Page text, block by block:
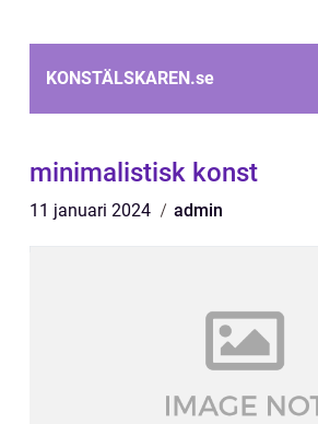
KONSTÄLSKAREN.se
minimalistisk konst
11 januari 2024 admin